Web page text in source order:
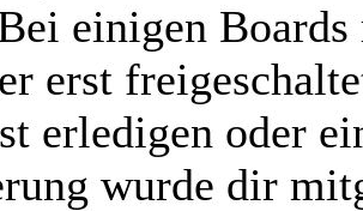
einigen Boards
erst
erledigen oder
wurde dir